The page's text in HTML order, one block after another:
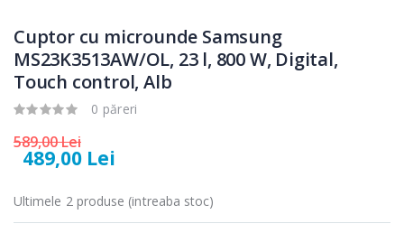
Cuptor cu microunde Samsung
MS23K3513AW/OL, 23 l, 800 W, Digital,
Touch control, Alb
0 păreri
589,00 Lei
489,00 Lei
Ultimele 2 produse (intreaba stoc)
Cuptor cu
microunde
Heinner ...
289,00 Lei
-17%
microunde
incorporabil, ...